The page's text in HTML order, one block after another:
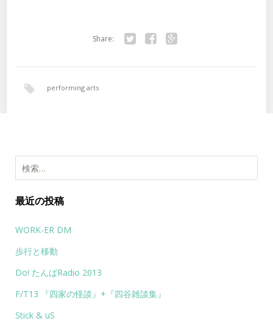
Share:
performing arts
検索:
最近の投稿
WORK-ER DM
歩行と移動
Do! たんばRadio 2013
F/T13 『四家の怪談』+『四谷雑談集』
Stick & uS